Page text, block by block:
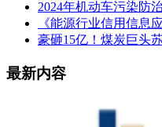
2024年机动车污染防
《能源行业信用信息
豪砸15亿！煤炭巨头
最新内容